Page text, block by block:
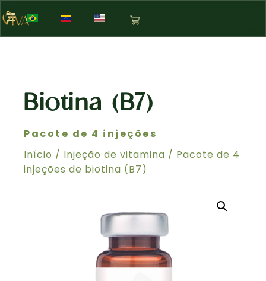
Biotina (B7)
Pacote de 4 injeções
Início / Injeção de vitamina / Pacote de 4
injeções de biotina (B7)